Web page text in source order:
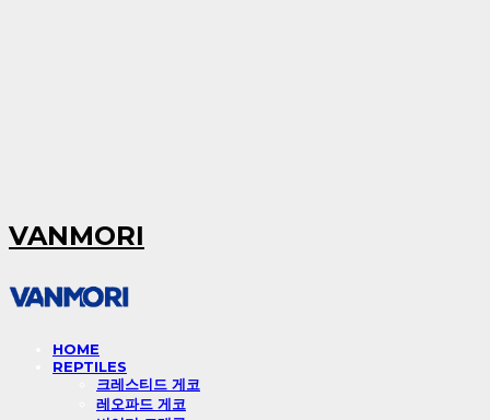
VANMORI
HOME
REPTILES
크레스티드 게코
레오파드 게코